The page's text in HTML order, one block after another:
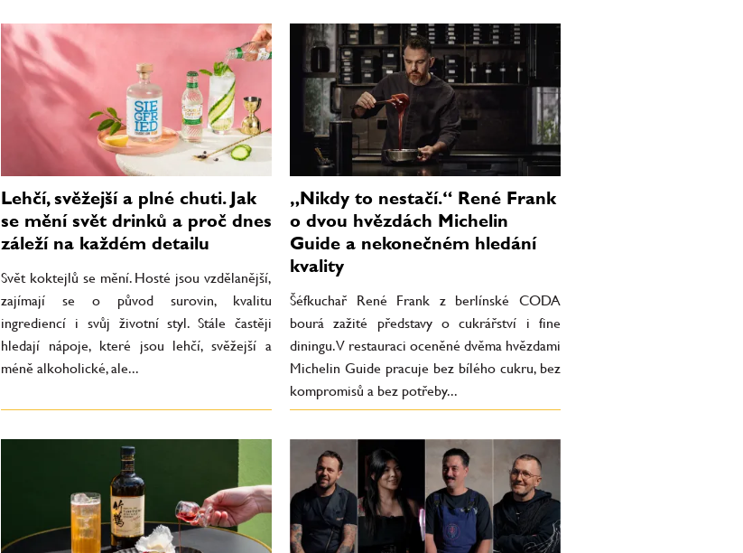
Lehčí, svěžejší a plné chuti. Jak
se mění svět drinků a proč dnes
záleží na každém detailu
Svět koktejlů se mění. Hosté jsou vzdělanější,
zajímají se o původ surovin, kvalitu
ingrediencí i svůj životní styl. Stále častěji
hledají nápoje, které jsou lehčí, svěžejší a
méně alkoholické, ale...
„Nikdy to nestačí.“ René Frank
o dvou hvězdách Michelin
Guide a nekonečném hledání
kvality
Šéfkuchař René Frank z berlínské CODA
bourá zažité představy o cukrářství i fine
diningu. V restauraci oceněné dvěma hvězdami
Michelin Guide pracuje bez bílého cukru, bez
kompromisů a bez potřeby...